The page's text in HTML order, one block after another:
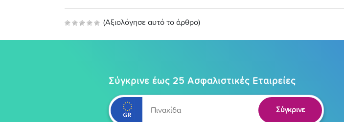
(Αξιολόγησε αυτό το άρθρο)
Σύγκρινε έως 25 Ασφαλιστικές Εταιρείες
Σύγκρινε